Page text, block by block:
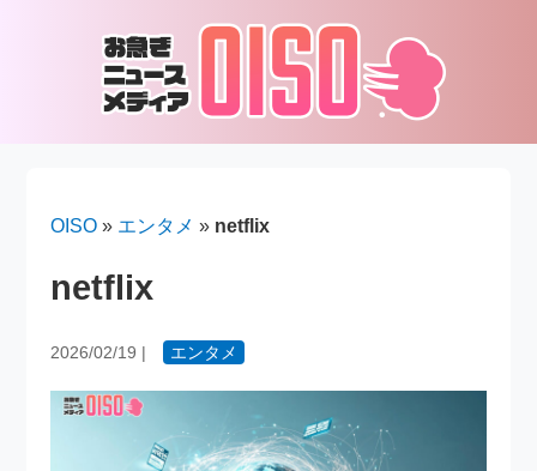
OISO » エンタメ » netflix
netflix
2026/02/19 | エンタメ